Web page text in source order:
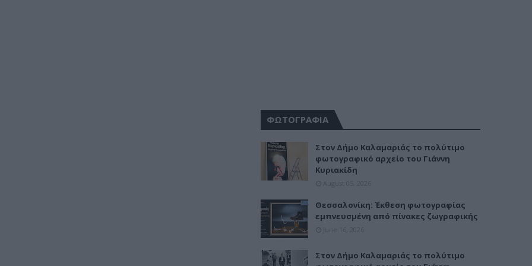
ΦΩΤΟΓΡΑΦΙΑ
Στον Δήμο Καλαμαριάς το πολύτιμο
φωτογραφικό αρχείο του Γιάννη
Κυριακίδη
Θεσσαλονίκη: Έκθεση φωτογραφίας
εμπνευσμένη από πίνακες ζωγραφικής
Στον Δήμο Καλαμαριάς το πολύτιμο